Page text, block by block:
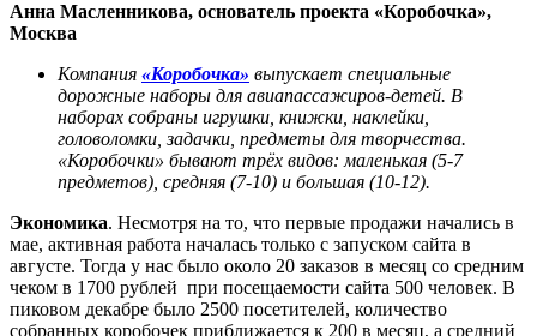
Анна Масленникова, основатель проекта «Коробочка»,
Москва
Компания «Коробочка» выпускает специальные
дорожные наборы для авиапассажиров-детей. В
наборах собраны игрушки, книжки, наклейки,
головоломки, задачки, предметы для творчества.
«Коробочки» бывают трёх видов: маленькая (5-7
предметов), средняя (7-10) и большая (10-12).
Экономика. Несмотря на то, что первые продажи начались в
мае, активная работа началась только с запуском сайта в
августе. Тогда у нас было около 20 заказов в месяц со средним
чеком в 1700 рублей при посещаемости сайта 500 человек. В
пиковом декабре было 2500 посетителей, количество
собранных коробочек приближается к 200 в месяц, а средний